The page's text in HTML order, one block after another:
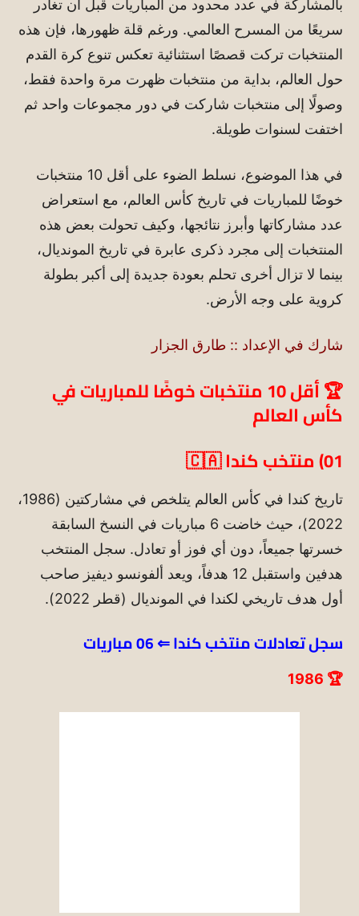
بالمشاركة في عدد محدود من المباريات قبل أن تغادر
سريعًا من المسرح العالمي. ورغم قلة ظهورها، فإن هذه
المنتخبات تركت قصصًا استثنائية تعكس تنوع كرة القدم
حول العالم، بداية من منتخبات ظهرت مرة واحدة فقط،
وصولًا إلى منتخبات شاركت في دور مجموعات واحد ثم
اختفت لسنوات طويلة.
في هذا الموضوع، نسلط الضوء على أقل 10 منتخبات
خوضًا للمباريات في تاريخ كأس العالم، مع استعراض
عدد مشاركاتها وأبرز نتائجها، وكيف تحولت بعض هذه
المنتخبات إلى مجرد ذكرى عابرة في تاريخ المونديال،
بينما لا تزال أخرى تحلم بعودة جديدة إلى أكبر بطولة
كروية على وجه الأرض.
شارك في الإعداد :: طارق الجزار
🏆 أقل 10 منتخبات خوضًا للمباريات في
كأس العالم
01) منتخب كندا🇨🇦
تاريخ كندا في كأس العالم يتلخص في مشاركتين (1986،
2022)
، حيث خاضت 6 مباريات في النسخ السابقة
خسرتها جميعاً، دون أي فوز أو تعادل. سجل المنتخب
هدفين واستقبل 12 هدفاً، ويعد ألفونسو ديفيز صاحب
أول هدف تاريخي لكندا في المونديال (قطر 2022).
سجل تعادلات منتخب كندا⇐ 06 مباريات
🏆 1986